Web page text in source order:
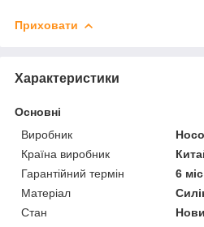
Приховати
Характеристики
Основні
Виробник
Hoco
Країна виробник
Гарантійний термін
6 міс
Матеріал
Стан